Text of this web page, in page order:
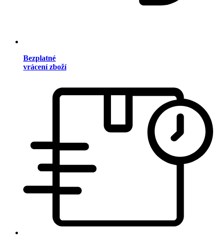
Bezplatné
vrácení zboží